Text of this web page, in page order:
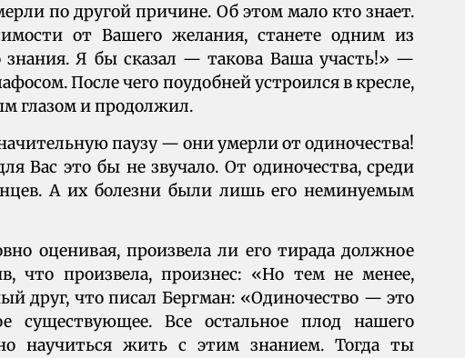
по другой причине. Об этом мало кто знает.
от Вашего желания, станете одним из
знания. Я бы сказал — такова Ваша участь!» —
После чего поудобней устроился в кресле,
глазом и продолжил.
паузу — они умерли от одиночества!
Вас это бы не звучало. От одиночества, среди
А их болезни были лишь его неминуемым
оценивая, произвела ли его тирада должное
что произвела, произнес: «Но тем не менее,
друг, что писал Бергман: «Одиночество — это
существующее. Все остальное плод нашего
научиться жить с этим знанием. Тогда ты